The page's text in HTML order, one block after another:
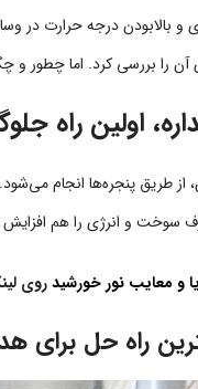
و بالابودن درجه حرارت
را بررسی کرد. اما چطور و
اولین راه
از طریق پنجره‌ها انجام
سوخت و انرژی را هم
و معایب نور خورشیدروی
راه حل برای